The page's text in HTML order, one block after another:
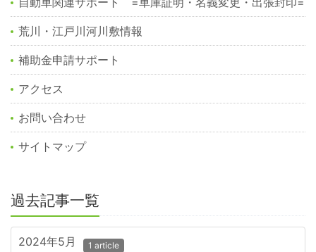
荒川・江戸川河川敷情報
補助金申請サポート
アクセス
お問い合わせ
サイトマップ
過去記事一覧
2024年5月 1 article